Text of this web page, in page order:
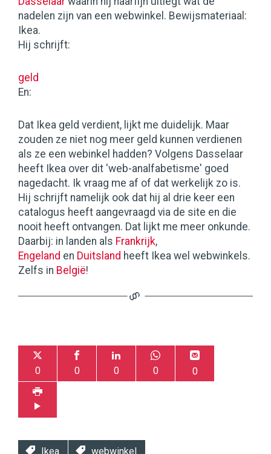
nadelen zijn van een webwinkel. Bewijsmateriaal:
Ikea.
Hij schrijft:
geld
En:
Dat Ikea geld verdient, lijkt me duidelijk. Maar
zouden ze niet nog meer geld kunnen verdienen
als ze een webinkel hadden? Volgens Dasselaar
heeft Ikea over dit 'web-analfabetisme' goed
nagedacht. Ik vraag me af of dat werkelijk zo is.
Hij schrijft namelijk ook dat hij al drie keer een
catalogus heeft aangevraagd via de site en die
nooit heeft ontvangen. Dat lijkt me meer onkunde.
Daarbij: in landen als Frankrijk,
Engeland en Duitsland heeft Ikea wel webwinkels.
Zelfs in België!
0 0 0 0 0
Ikea webwinkel